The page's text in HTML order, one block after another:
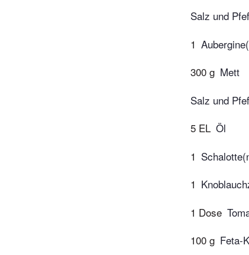
Salz und
1
300 g Mett
Salz und
5 EL Öl
1
1
1 Dose
100 g Feta-